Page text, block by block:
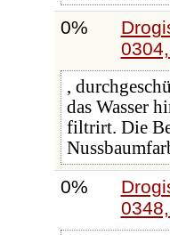
0%
0304,
,
das Wasser
filtrirt. Die
0%
0348,